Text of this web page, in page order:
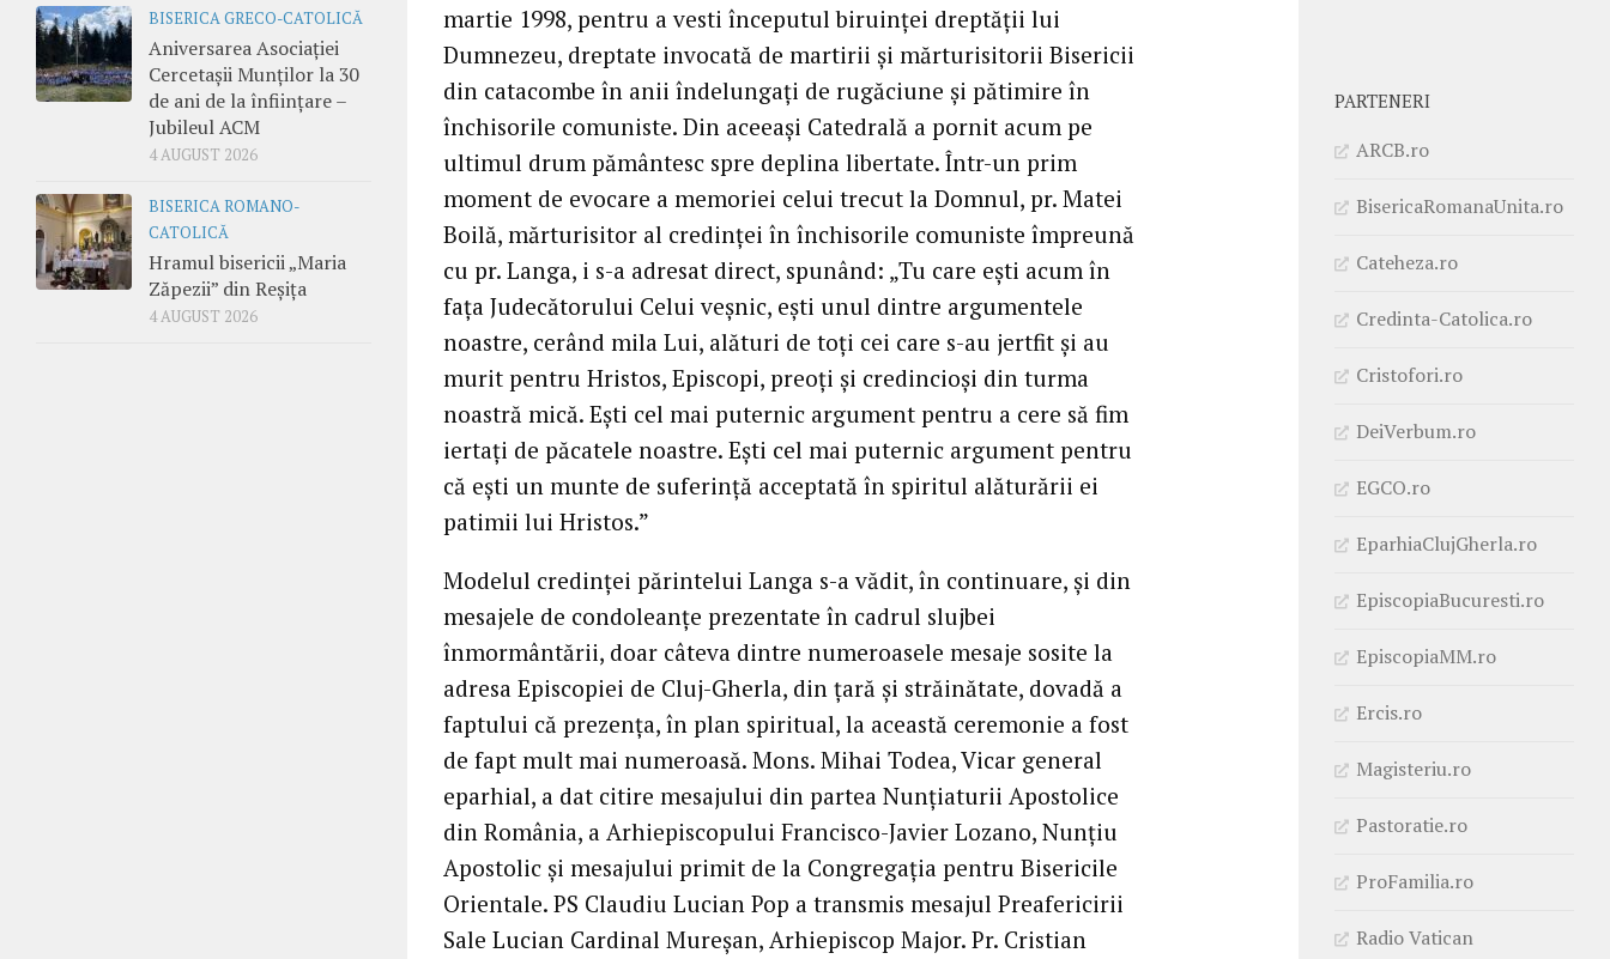
martie 1998, pentru a vesti începutul biruinţei dreptăţii lui
Dumnezeu, dreptate invocată de martirii şi mărturisitorii Bisericii
din catacombe în anii îndelungaţi de rugăciune şi pătimire în
închisorile comuniste. Din aceeaşi Catedrală a pornit acum pe
ultimul drum pământesc spre deplina libertate. Într-un prim
moment de evocare a memoriei celui trecut la Domnul, pr. Matei
Boilă, mărturisitor al credinţei în închisorile comuniste împreună
cu pr. Langa, i s-a adresat direct, spunând: „Tu care eşti acum în
faţa Judecătorului Celui veşnic, eşti unul dintre argumentele
noastre, cerând mila Lui, alături de toţi cei care s-au jertfit şi au
murit pentru Hristos, Episcopi, preoţi şi credincioşi din turma
noastră mică. Eşti cel mai puternic argument pentru a cere să fim
iertaţi de păcatele noastre. Eşti cel mai puternic argument pentru
că eşti un munte de suferinţă acceptată în spiritul alăturării ei
patimii lui Hristos.”
Modelul credinţei părintelui Langa s-a vădit, în continuare, şi din
mesajele de condoleanţe prezentate în cadrul slujbei
înmormântării, doar câteva dintre numeroasele mesaje sosite la
adresa Episcopiei de Cluj-Gherla, din ţară şi străinătate, dovadă a
faptului că prezenţa, în plan spiritual, la această ceremonie a fost
de fapt mult mai numeroasă. Mons. Mihai Todea, Vicar general
eparhial, a dat citire mesajului din partea Nunţiaturii Apostolice
din România, a Arhiepiscopului Francisco-Javier Lozano, Nunţiu
Apostolic şi mesajului primit de la Congregaţia pentru Bisericile
Orientale. PS Claudiu Lucian Pop a transmis mesajul Preafericirii
Sale Lucian Cardinal Mureşan, Arhiepiscop Major. Pr. Cristian
BISERICA GRECO-CATOLICĂ
Aniversarea Asociației
Cercetașii Munților la 30
de ani de la înființare –
Jubileul ACM
4 AUGUST 2026
BISERICA ROMANO-
CATOLICĂ
Hramul bisericii „Maria
Zăpezii” din Reșița
4 AUGUST 2026
PARTENERI
ARCB.ro
BisericaRomanaUnita.ro
Cateheza.ro
Credinta-Catolica.ro
Cristofori.ro
DeiVerbum.ro
EGCO.ro
EparhiaClujGherla.ro
EpiscopiaBucuresti.ro
EpiscopiaMM.ro
Ercis.ro
Magisteriu.ro
Pastoratie.ro
ProFamilia.ro
Radio Vatican